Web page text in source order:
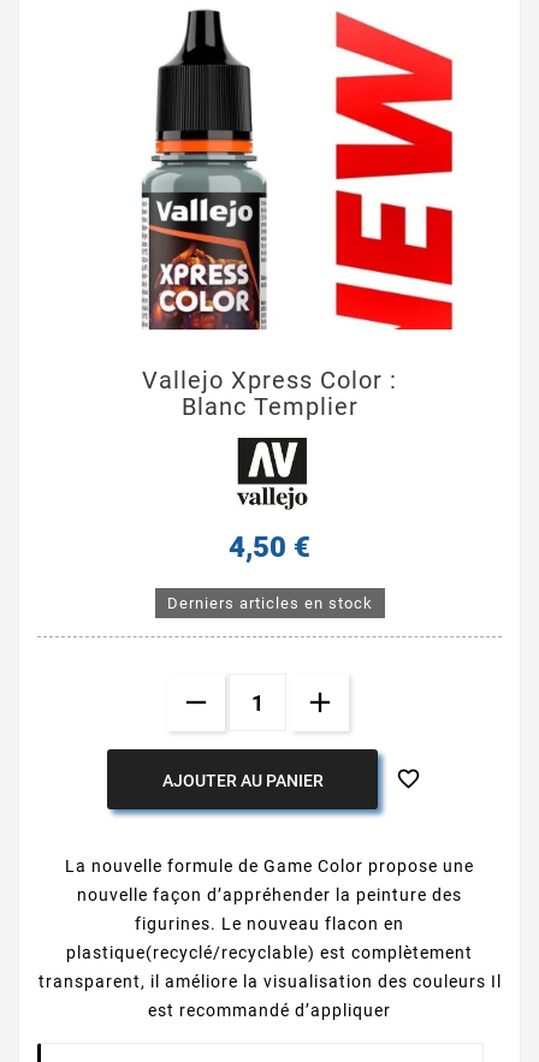
Vallejo Xpress Color :
Blanc Templier
4,50 €
Derniers articles en stock
AJOUTER AU PANIER 
La nouvelle formule de Game Color propose une
nouvelle façon d’appréhender la peinture des
figurines. Le nouveau flacon en
plastique(recyclé/recyclable) est complètement
transparent, il améliore la visualisation des couleurs Il
est recommandé d’appliquer